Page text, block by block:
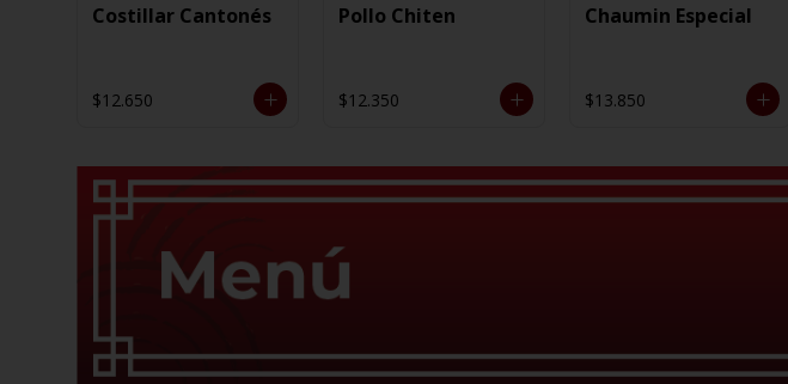
Costillar Cantonés
$12.650
Pollo Chiten
$12.350
Chaumin Especial
$13.850